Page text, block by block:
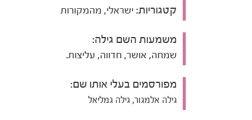
קטגוריות: ישראלי, מהמקורות
משמעות השם גילה:
שמחה, אושר, חדווה, עליצות.
מפורסמים בעלי אותו שם:
גילה אלמגור, גילה גמליאל